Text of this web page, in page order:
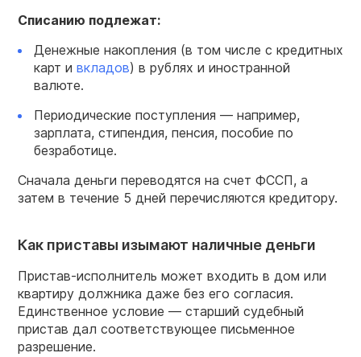
Списанию подлежат:
Денежные накопления (в том числе с кредитных
карт и вкладов) в рублях и иностранной
валюте.
Периодические поступления — например,
зарплата, стипендия, пенсия, пособие по
безработице.
Сначала деньги переводятся на счет ФССП, а
затем в течение 5 дней перечисляются кредитору.
Как приставы изымают наличные деньги
Пристав-исполнитель может входить в дом или
квартиру должника даже без его согласия.
Единственное условие — старший судебный
пристав дал соответствующее письменное
разрешение.